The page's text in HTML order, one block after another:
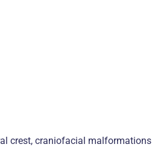
crest, craniofacial malformations